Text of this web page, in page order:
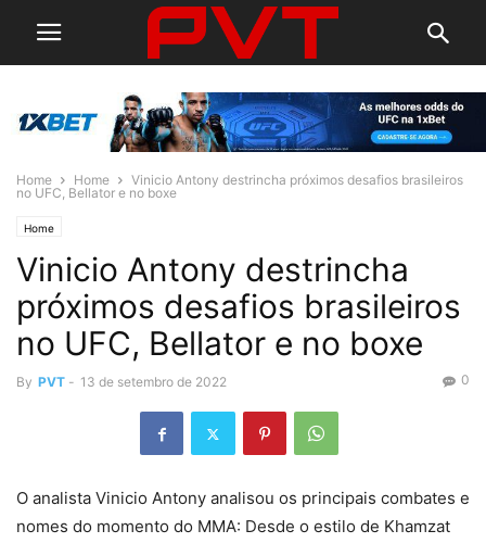
Home Home
Vinicio Antony destrincha próximos desafios brasileiros
no UFC, Bellator e no boxe
Home
Vinicio Antony destrincha
próximos desafios brasileiros
no UFC, Bellator e no boxe
By PVT - 13 de setembro de 2022 0
O analista Vinicio Antony analisou os principais combates e
nomes do momento do MMA: Desde o estilo de Khamzat